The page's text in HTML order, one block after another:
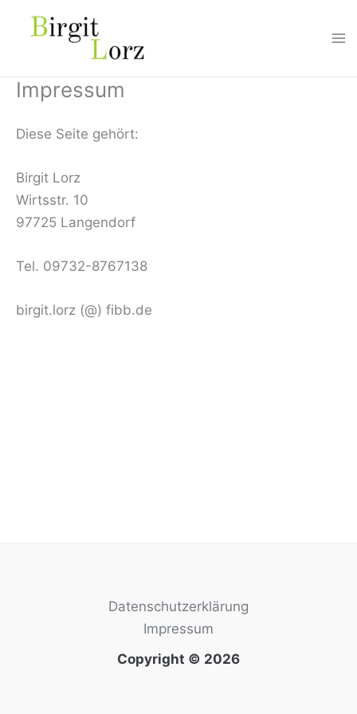
Inhalt
Impressum
Diese Seite gehört:
Birgit Lorz
Wirtsstr. 10
97725 Langendorf
Tel. 09732-8767138
birgit.lorz (@) fibb.de
Datenschutzerklärung
Impressum
Copyright © 2026